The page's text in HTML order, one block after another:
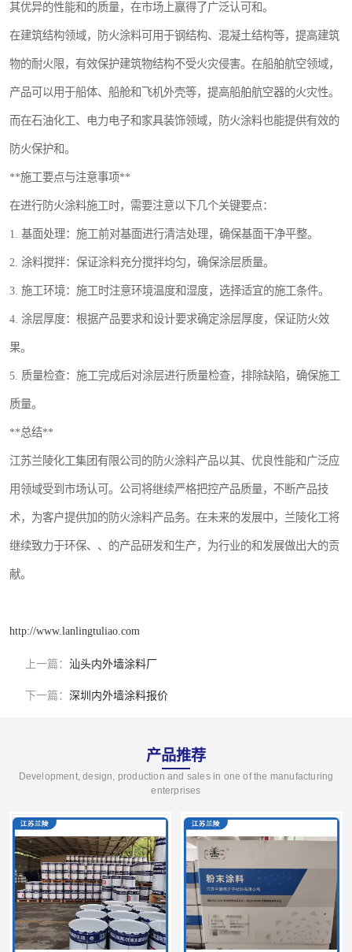
其优异的性能和的质量，在市场上赢得了广泛认可和。
在建筑结构领域，防火涂料可用于钢结构、混凝土结构等，提高建筑
物的耐火限，有效保护建筑物结构不受火灾侵害。在船舶航空领域，
产品可以用于船体、船舱和飞机外壳等，提高船舶航空器的火灾性。
而在石油化工、电力电子和家具装饰领域，防火涂料也能提供有效的
防火保护和。
**施工要点与注意事项**
在进行防火涂料施工时，需要注意以下几个关键要点：
1. 基面处理：施工前对基面进行清洁处理，确保基面干净平整。
2. 涂料搅拌：保证涂料充分搅拌均匀，确保涂层质量。
3. 施工环境：施工时注意环境温度和湿度，选择适宜的施工条件。
4. 涂层厚度：根据产品要求和设计要求确定涂层厚度，保证防火效
果。
5. 质量检查：施工完成后对涂层进行质量检查，排除缺陷，确保施工
质量。
**总结**
江苏兰陵化工集团有限公司的防火涂料产品以其、优良性能和广泛应
用领域受到市场认可。公司将继续严格把控产品质量，不断产品技
术，为客户提供加的防火涂料产品务。在未来的发展中，兰陵化工将
继续致力于环保、、的产品研发和生产，为行业的和发展做出大的贡
献。
http://www.lanlingtuliao.com
上一篇： 汕头内外墙涂料厂
下一篇： 深圳内外墙涂料报价
产品推荐
Development, design, production and sales in one of the manufacturing
enterprises